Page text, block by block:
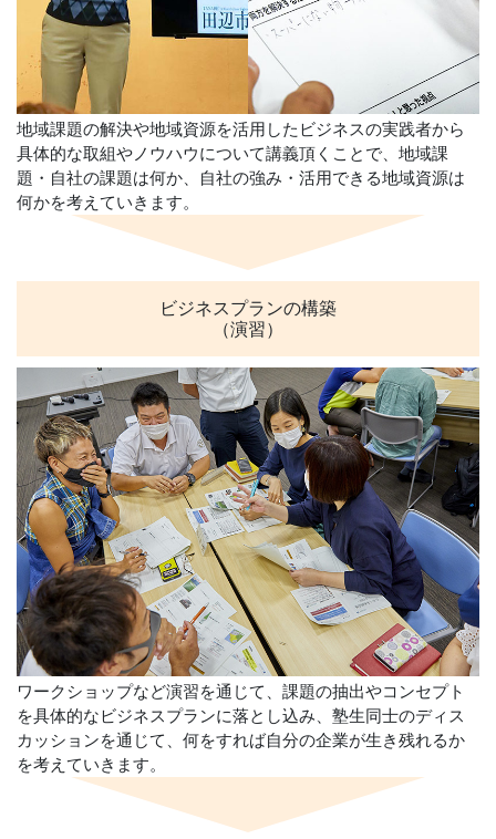
地域課題の解決や地域資源を活用したビジネスの実践者から
具体的な取組やノウハウについて講義頂くことで、地域課
題・自社の課題は何か、自社の強み・活用できる地域資源は
何かを考えていきます。
ビジネスプランの構築
（演習）
ワークショップなど演習を通じて、課題の抽出やコンセプト
を具体的なビジネスプランに落とし込み、塾生同士のディス
カッションを通じて、何をすれば自分の企業が生き残れるか
を考えていきます。